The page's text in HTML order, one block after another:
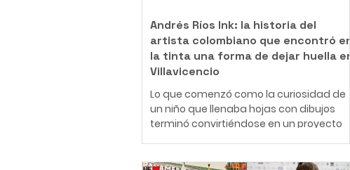
Andrés Ríos Ink: la historia del
artista colombiano que encontró en
la tinta una forma de dejar huella en
Villavicencio
Lo que comenzó como la curiosidad de
un niño que llenaba hojas con dibujos
terminó convirtiéndose en un proyecto